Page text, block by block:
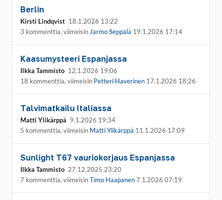
Berlin
Kirsti Lindqvist 18.1.2026 13:22
3 kommenttia, viimeisin Jarmo Seppälä 19.1.2026 17:14
Kaasumysteeri Espanjassa
Ilkka Tammisto 12.1.2026 19:06
18 kommenttia, viimeisin Petteri Haverinen 17.1.2026 18:26
Talvimatkailu Italiassa
Matti Ylikärppä 9.1.2026 19:34
5 kommenttia, viimeisin Matti Ylikärppä 11.1.2026 17:09
Sunlight T67 vauriokorjaus Espanjassa
Ilkka Tammisto 27.12.2025 23:20
7 kommenttia, viimeisinTimo Haapanen7.1.2026 07:19